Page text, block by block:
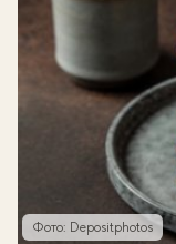
Фото: Depositphotos